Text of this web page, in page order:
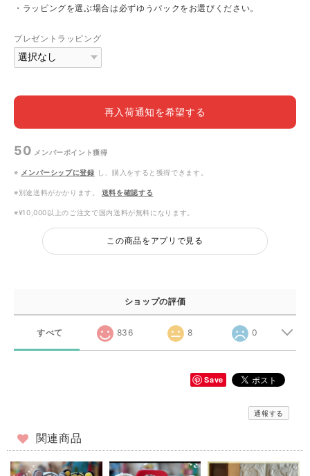
・ラッピングを選ぶ場合は必ずゆうパックをお選びください。
プレゼントラッピング
再入荷通知を希望する
50 メンバーポイント獲得
※ メンバーシップに登録 し、購入をすると獲得できます。
※別途送料がかかります。 送料を確認する
※¥10,000以上のご注文で国内送料が無料になります。
この商品をアプリで見る
ショップの評価
すべて 836 8 0
Save
通報する
関連商品